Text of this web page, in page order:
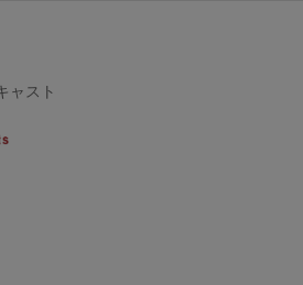
ャスト